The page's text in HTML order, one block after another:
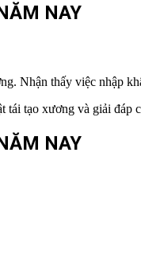
NAY
Nhận thấy việc nhập
tạo xương và giải đáp
NAY